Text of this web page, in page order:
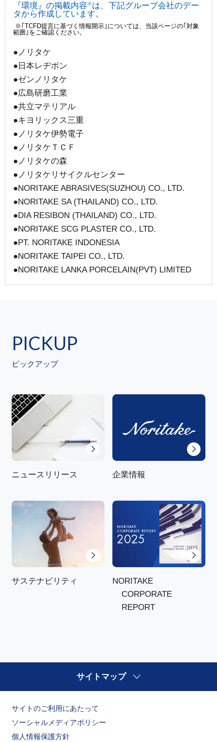
『環境』の掲載内容※は、下記グループ会社のデー
タから作成しています。
※｢TCFD提言に基づく情報開示｣については、当該ページの｢対象
範囲｣をご確認ください。
●ノリタケ
●日本レヂボン
●ゼンノリタケ
●広島研磨工業
●共立マテリアル
●キヨリックス三重
●ノリタケ伊勢電子
●ノリタケＴＣＦ
●ノリタケの森
●ノリタケリサイクルセンター
●NORITAKE ABRASIVES(SUZHOU) CO., LTD.
●NORITAKE SA (THAILAND) CO., LTD.
●DIA RESIBON (THAILAND) CO., LTD.
●NORITAKE SCG PLASTER CO., LTD.
●PT. NORITAKE INDONESIA
●NORITAKE TAIPEI CO., LTD.
●NORITAKE LANKA PORCELAIN(PVT) LIMITED
PICKUP
ピックアップ
ニュースリリース 企業情報
サステナビリティ
NORITAKE
CORPORATE
REPORT
サイトマップ
サイトのご利用にあたって
ソーシャルメディアポリシー
個人情報保護方針